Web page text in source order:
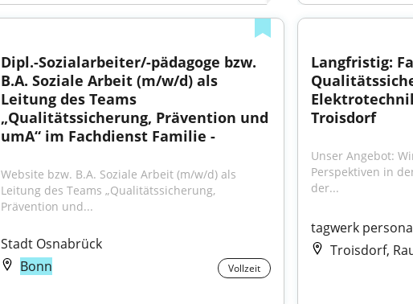
Dipl.-Sozialarbeiter/-pädagoge bzw.
B.A. Soziale Arbeit (m/w/d) als
Leitung des Teams
„Qualitätssicherung, Prävention und
umA“ im Fachdienst Familie -
Website bzw. B.A. Soziale Arbeit (m/w/d) als
Leitung des Teams „Qualitätssicherung,
Prävention und...
Stadt Osnabrück
Bonn
Vollzeit
Langfristig:
Troisdorf
Unser Angebot:
Perspektiven in
der...
tagwerk
Troisdorf,